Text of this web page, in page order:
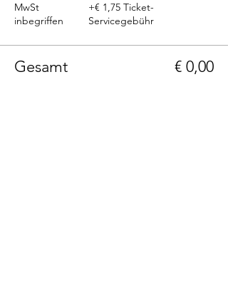
MwSt
inbegriffen
+€ 1,75 Ticket-
Servicegebühr
Gesamt € 0,00